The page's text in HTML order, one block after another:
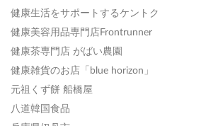
健康生活をサポートするケントク
健康美容用品専門店Frontrunner
健康茶専門店 がばい農園
健康雑貨のお店「blue horizon」
元祖くず餅 船橋屋
八道韓国食品